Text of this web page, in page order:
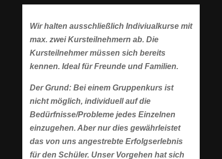
Wir halten ausschließlich Indiviualkurse mit
max. zwei Kursteilnehmern ab. Die
Kursteilnehmer müssen sich bereits
kennen. Ideal für Freunde und Familien.
Der Grund: Bei einem Gruppenkurs ist
nicht möglich, individuell auf die
Bedürfnisse/Probleme jedes Einzelnen
einzugehen. Aber nur dies gewährleistet
das von uns angestrebte Erfolgserlebnis
für den Schüler. Unser Vorgehen hat sich